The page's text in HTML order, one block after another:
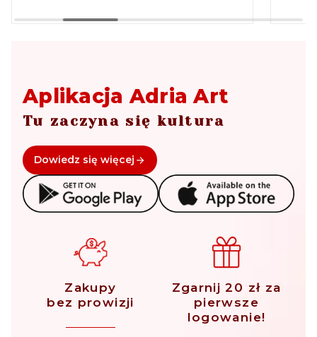
Aplikacja Adria Art
Tu zaczyna się kultura
Dowiedz się więcej
Zakupy
bez prowizji
Zgarnij 20 zł za
pierwsze
logowanie!